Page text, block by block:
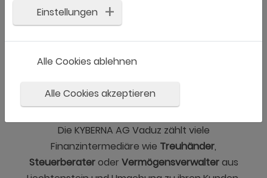
Business Cloud? Ja ich will!
Darum setzen Treuhänder und
Vermögensverwalter auf die Virtual
Die KYBERNA AG Vaduz zählt viele
Finanzintermediäre wie Treuhänder,
Steuerberateroder Vermögensverwalteraus
Einstellungen
Alle Cookies ablehnen
Alle Cookies akzeptieren